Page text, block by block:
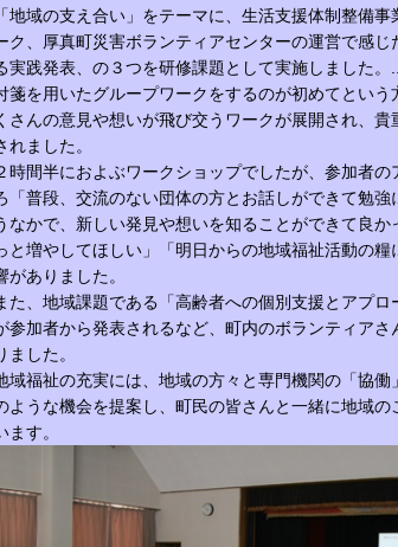
「地域の支え合い」をテーマに、生活支援体制整備
ク、厚真町災害ボランティアセンターの運営で感
実践発表、の３つを研修課題として実施しました。
箋を用いたグループワークをするのが初めてという
さんの意見や想いが飛び交うワークが展開され、
れました。
時間半におよぶワークショップでしたが、参加者の
「普段、交流のない団体の方とお話しができて勉
なかで、新しい発見や想いを知ることができて良か
と増やしてほしい」「明日からの地域福祉活動の糧
がありました。
た、地域課題である「高齢者への個別支援とアプ
参加者から発表されるなど、町内のボランティアさ
ました。
域福祉の充実には、地域の方々と専門機関の「協働
ような機会を提案し、町民の皆さんと一緒に地域の
ます。